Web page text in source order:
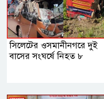
সিলেটের ওসমানীনগরে দুই
বাসের সংঘর্ষে নিহত ৮